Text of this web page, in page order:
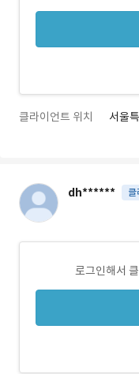
클라이언트 위치 서울
dh******
로그인해서